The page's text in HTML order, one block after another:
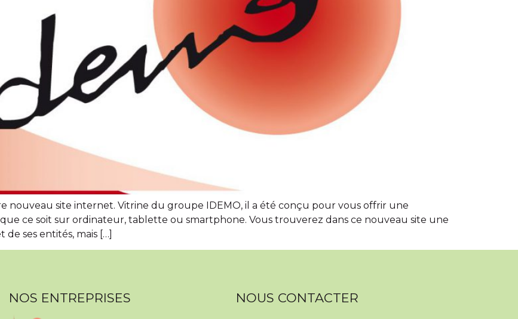
nouveau site internet. Vitrine du groupe IDEMO, il a été conçu pour vous offrir une
ce soit sur ordinateur, tablette ou smartphone. Vous trouverez dans ce nouveau site une
ses entités, mais […]
NOS ENTREPRISES NOUS CONTACTER